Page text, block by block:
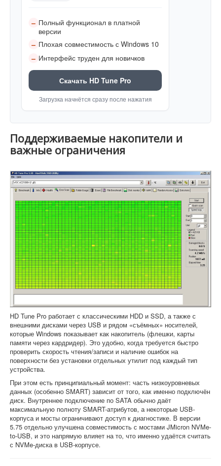
– Полный функционал в платной
версии
– Плохая совместимость с Windows 10
– Интерфейс труден для новичков
Скачать HD Tune Pro
Загрузка начнётся сразу после нажатия
Поддерживаемые накопители и
важные ограничения
HD Tune Pro работает с классическими HDD и SSD, а также с
внешними дисками через USB и рядом «съёмных» носителей,
которые Windows показывает как накопитель (флешки, карты
памяти через кардридер). Это удобно, когда требуется быстро
проверить скорость чтения/записи и наличие ошибок на
поверхности без установки отдельных утилит под каждый тип
устройства.
При этом есть принципиальный момент: часть низкоуровневых
данных (особенно SMART) зависит от того, как именно подключён
диск. Внутреннее подключение по SATA обычно даёт
максимальную полноту SMART-атрибутов, а некоторые USB-
корпуса и мосты ограничивают доступ к диагностике. В версии
5.75 отдельно улучшена совместимость с мостами JMicron NVMe-
to-USB, и это напрямую влияет на то, что именно удаётся считать
с NVMe-диска в USB-корпусе.